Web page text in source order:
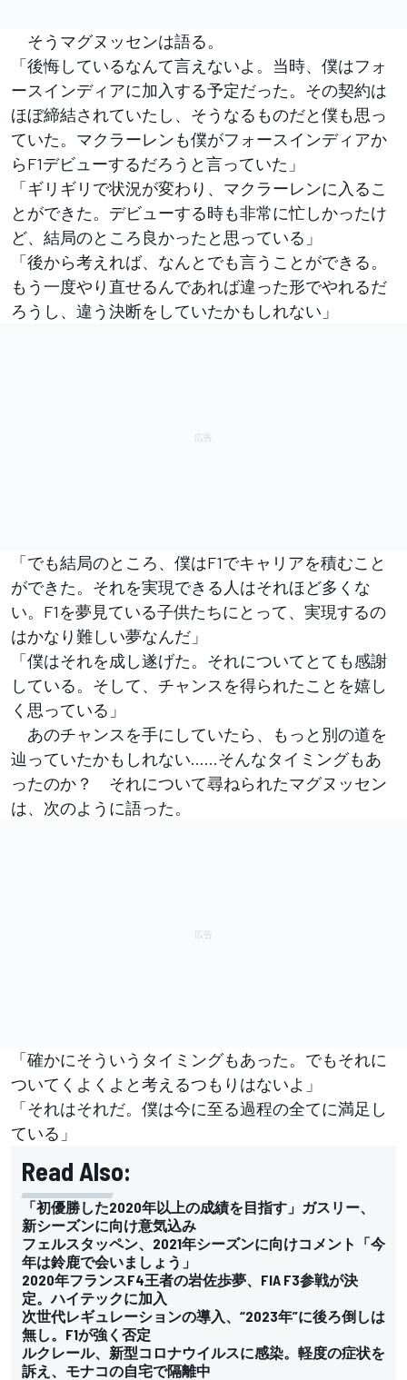
そうマグヌッセンは語る。
「後悔しているなんて言えないよ。当時、僕はフォ
ースインディアに加入する予定だった。その契約は
ほぼ締結されていたし、そうなるものだと僕も思っ
ていた。マクラーレンも僕がフォースインディアか
らF1デビューするだろうと言っていた」
「ギリギリで状況が変わり、マクラーレンに入るこ
とができた。デビューする時も非常に忙しかったけ
ど、結局のところ良かったと思っている」
「後から考えれば、なんとでも言うことができる。
もう一度やり直せるんであれば違った形でやれるだ
ろうし、違う決断をしていたかもしれない」
「でも結局のところ、僕はF1でキャリアを積むこと
ができた。それを実現できる人はそれほど多くな
い。F1を夢見ている子供たちにとって、実現するの
はかなり難しい夢なんだ」
「僕はそれを成し遂げた。それについてとても感謝
している。そして、チャンスを得られたことを嬉し
く思っている」
あのチャンスを手にしていたら、もっと別の道を
辿っていたかもしれない……そんなタイミングもあ
ったのか？ それについて尋ねられたマグヌッセン
は、次のように語った。
「確かにそういうタイミングもあった。でもそれに
ついてくよくよと考えるつもりはないよ」
「それはそれだ。僕は今に至る過程の全てに満足し
ている」
Read Also:
「初優勝した2020年以上の成績を目指す」ガスリー、
新シーズンに向け意気込み
フェルスタッペン、2021年シーズンに向けコメント「今
年は鈴鹿で会いましょう」
2020年フランスF4王者の岩佐歩夢、FIA F3参戦が決
定。ハイテックに加入
次世代レギュレーションの導入、“2023年”に後ろ倒しは
無し。F1が強く否定
ルクレール、新型コロナウイルスに感染。軽度の症状を
訴え、モナコの自宅で隔離中